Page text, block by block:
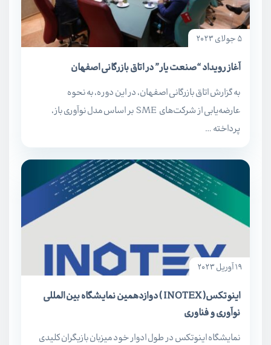
5 جولای 2023
آغاز رویداد “صنعت یار” در اتاق بازرگانی اصفهان
به گزارش اتاق بازرگانی اصفهان، در این دوره، به نحوه
عارضه‌یابی از شرکت‌های SME بر اساس مدل نوآوری باز،
پرداخته …
19 آوریل 2023
اینوتکس( INOTEX ) دوازدهمین نمایشگاه بین المللی
نوآوری و فناوری
نمایشگاه اینوتکس در طول ادوار خود میزبان بازیگران کلیدی